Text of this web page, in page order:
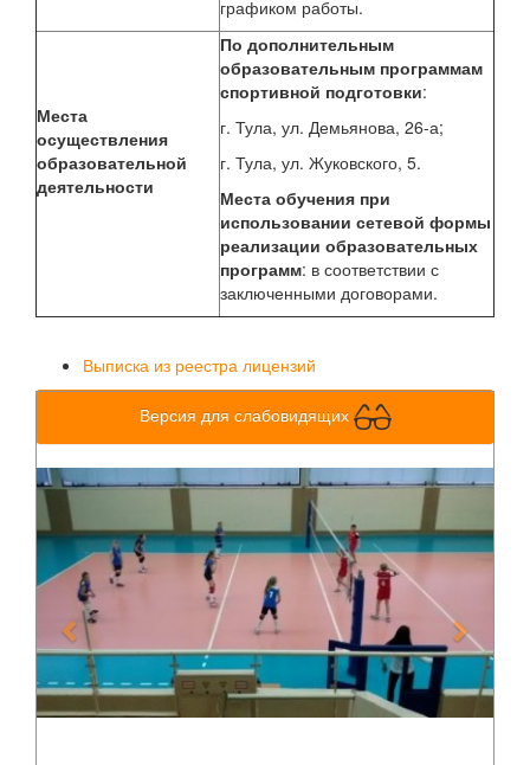
графиком работы.
Места
осуществления
образовательной
деятельности
По дополнительным
образовательным программам
спортивной подготовки:
г. Тула, ул. Демьянова, 26-а;
г. Тула, ул. Жуковского, 5.
Места обучения при
использовании сетевой формы
реализации образовательных
программ: в соответствии с
заключенными договорами.
Выписка из реестра лицензий
Версия для слабовидящих
Previous Next